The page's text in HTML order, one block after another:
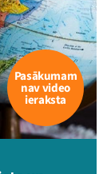
Pasākumam
nav video
ieraksta